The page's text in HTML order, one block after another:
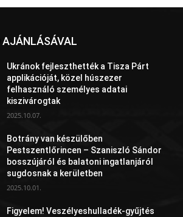
AJÁNLÁSÁVAL
Ukránok fejleszthették a Tisza Párt
applikációját, közel húszezer
felhasználó személyes adatai
kiszivárogtak
2025.10.07.
Botrány van készülőben
Pestszentlőrincen – Szaniszló Sándor
bosszújáról és balatoni ingatlanjáról
sugdosnak a kerületben
2025.10.01.
Figyelem! Veszélyeshulladék-gyűjtés